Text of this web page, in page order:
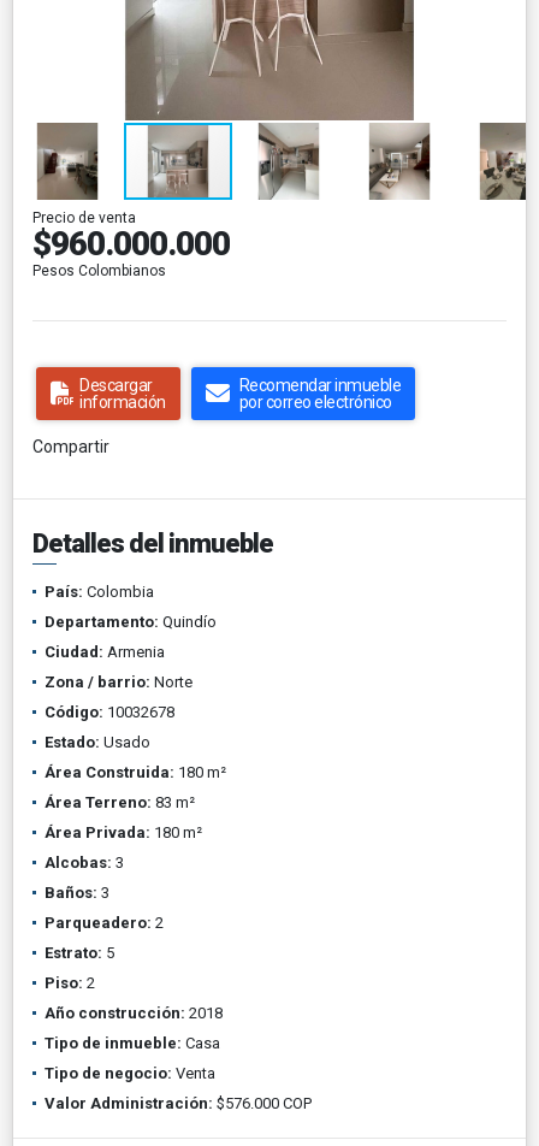
Precio de venta
$960.000.000
Pesos Colombianos
Descargar
información
Recomendar inmueble
por correo electrónico
Compartir
Detalles del inmueble
País: Colombia
Departamento: Quindío
Ciudad: Armenia
Zona / barrio: Norte
Código: 10032678
Estado: Usado
Área Construida: 180 m²
Área Terreno: 83 m²
Área Privada: 180 m²
Alcobas: 3
Baños: 3
Parqueadero: 2
Estrato: 5
Piso: 2
Año construcción: 2018
Tipo de inmueble: Casa
Tipo de negocio: Venta
Valor Administración: $576.000 COP